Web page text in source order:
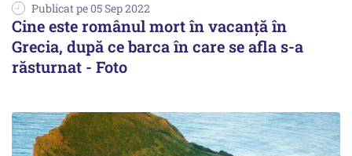
Publicat pe 05 Sep 2022
Cine este românul mort în vacanță în
Grecia, după ce barca în care se afla s-a
răsturnat - Foto